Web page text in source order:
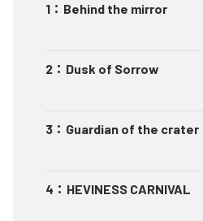
1 ： Behind the mirror
2 ： Dusk of Sorrow
3 ： Guardian of the crater
4 ： HEVINESS CARNIVAL